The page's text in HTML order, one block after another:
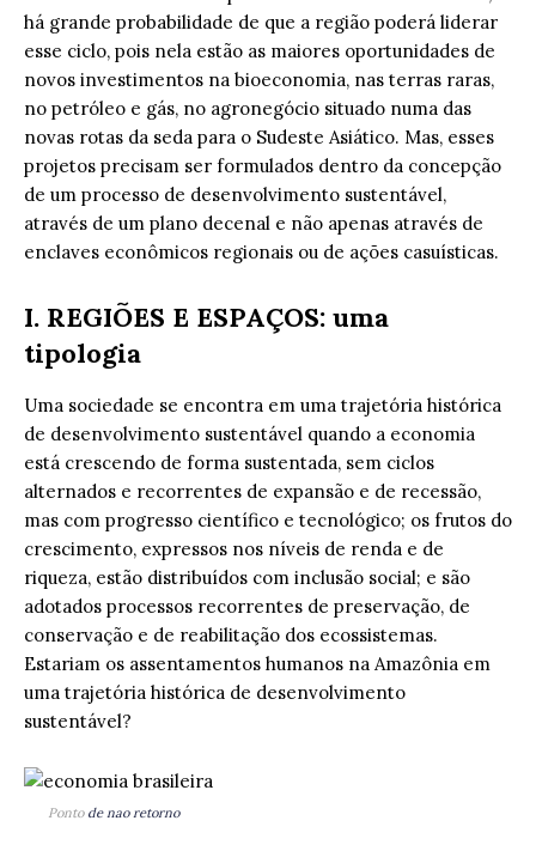
há grande probabilidade de que a região poderá liderar
esse ciclo, pois nela estão as maiores oportunidades de
novos investimentos na bioeconomia, nas terras raras,
no petróleo e gás, no agronegócio situado numa das
novas rotas da seda para o Sudeste Asiático. Mas, esses
projetos precisam ser formulados dentro da concepção
de um processo de desenvolvimento sustentável,
através de um plano decenal e não apenas através de
enclaves econômicos regionais ou de ações casuísticas.
I. REGIÕES E ESPAÇOS: uma
tipologia
Uma sociedade se encontra em uma trajetória histórica
de desenvolvimento sustentável quando a economia
está crescendo de forma sustentada, sem ciclos
alternados e recorrentes de expansão e de recessão,
mas com progresso científico e tecnológico; os frutos do
crescimento, expressos nos níveis de renda e de
riqueza, estão distribuídos com inclusão social; e são
adotados processos recorrentes de preservação, de
conservação e de reabilitação dos ecossistemas.
Estariam os assentamentos humanos na Amazônia em
uma trajetória histórica de desenvolvimento
sustentável?
Ponto de nao retorno